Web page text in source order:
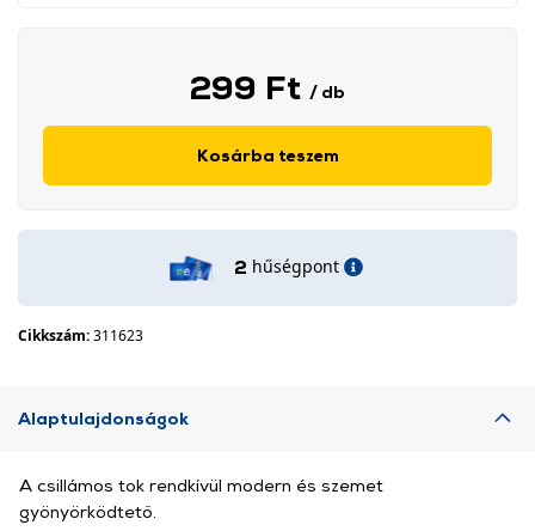
299 Ft / db
Kosárba teszem
2 hűségpont
Cikkszám:311623
Alaptulajdonságok
A csillámos tok rendkívül modern és szemet
gyönyörködtető.